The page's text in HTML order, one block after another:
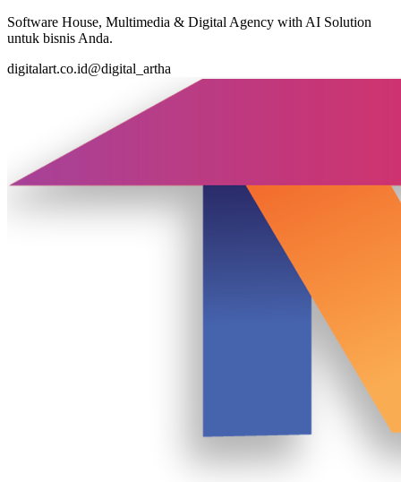
Software House, Multimedia & Digital Agency with AI Solution
untuk bisnis Anda.
digitalart.co.id@digital_artha